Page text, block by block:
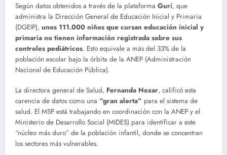
Según datos obtenidos a través de la plataforma Gurí, que
administra la Dirección General de Educación Inicial y Primaria
(DGEIP), unos 111.000 niños que cursan educación inicial y
primaria no tienen información registrada sobre sus
controles pediátricos. Esto equivale a más del 33% de la
población escolar bajo la órbita de la ANEP (Administración
Nacional de Educación Pública).
La directora general de Salud, Fernanda Nozar, calificó esta
carencia de datos como una “gran alerta” para el sistema de
salud. El MSP está trabajando en coordinación con la ANEP y el
Ministerio de Desarrollo Social (MIDES) para identificar a este
“núcleo más duro” de la población infantil, donde se concentran
los sectores más vulnerables.